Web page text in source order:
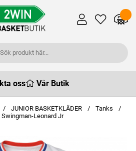
oss Vår Butik
JUNIOR BASKETKLÄDER
Tanks
Swingman-Leonard Jr